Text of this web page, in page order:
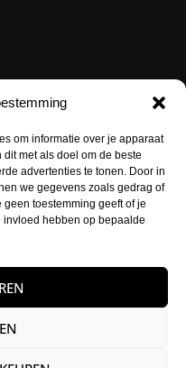
om informatie over je apparaat
met als doel om de beste
advertenties te tonen. Door in
we gegevens zoals gedrag of
toestemming geeft of je
hebben op bepaalde